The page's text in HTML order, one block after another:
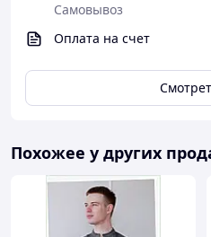
Зробіть
ня
Очікуйте
дзвінка
Чому варто
нашому
Самовывоз
Оплата на счет
Похожее у других